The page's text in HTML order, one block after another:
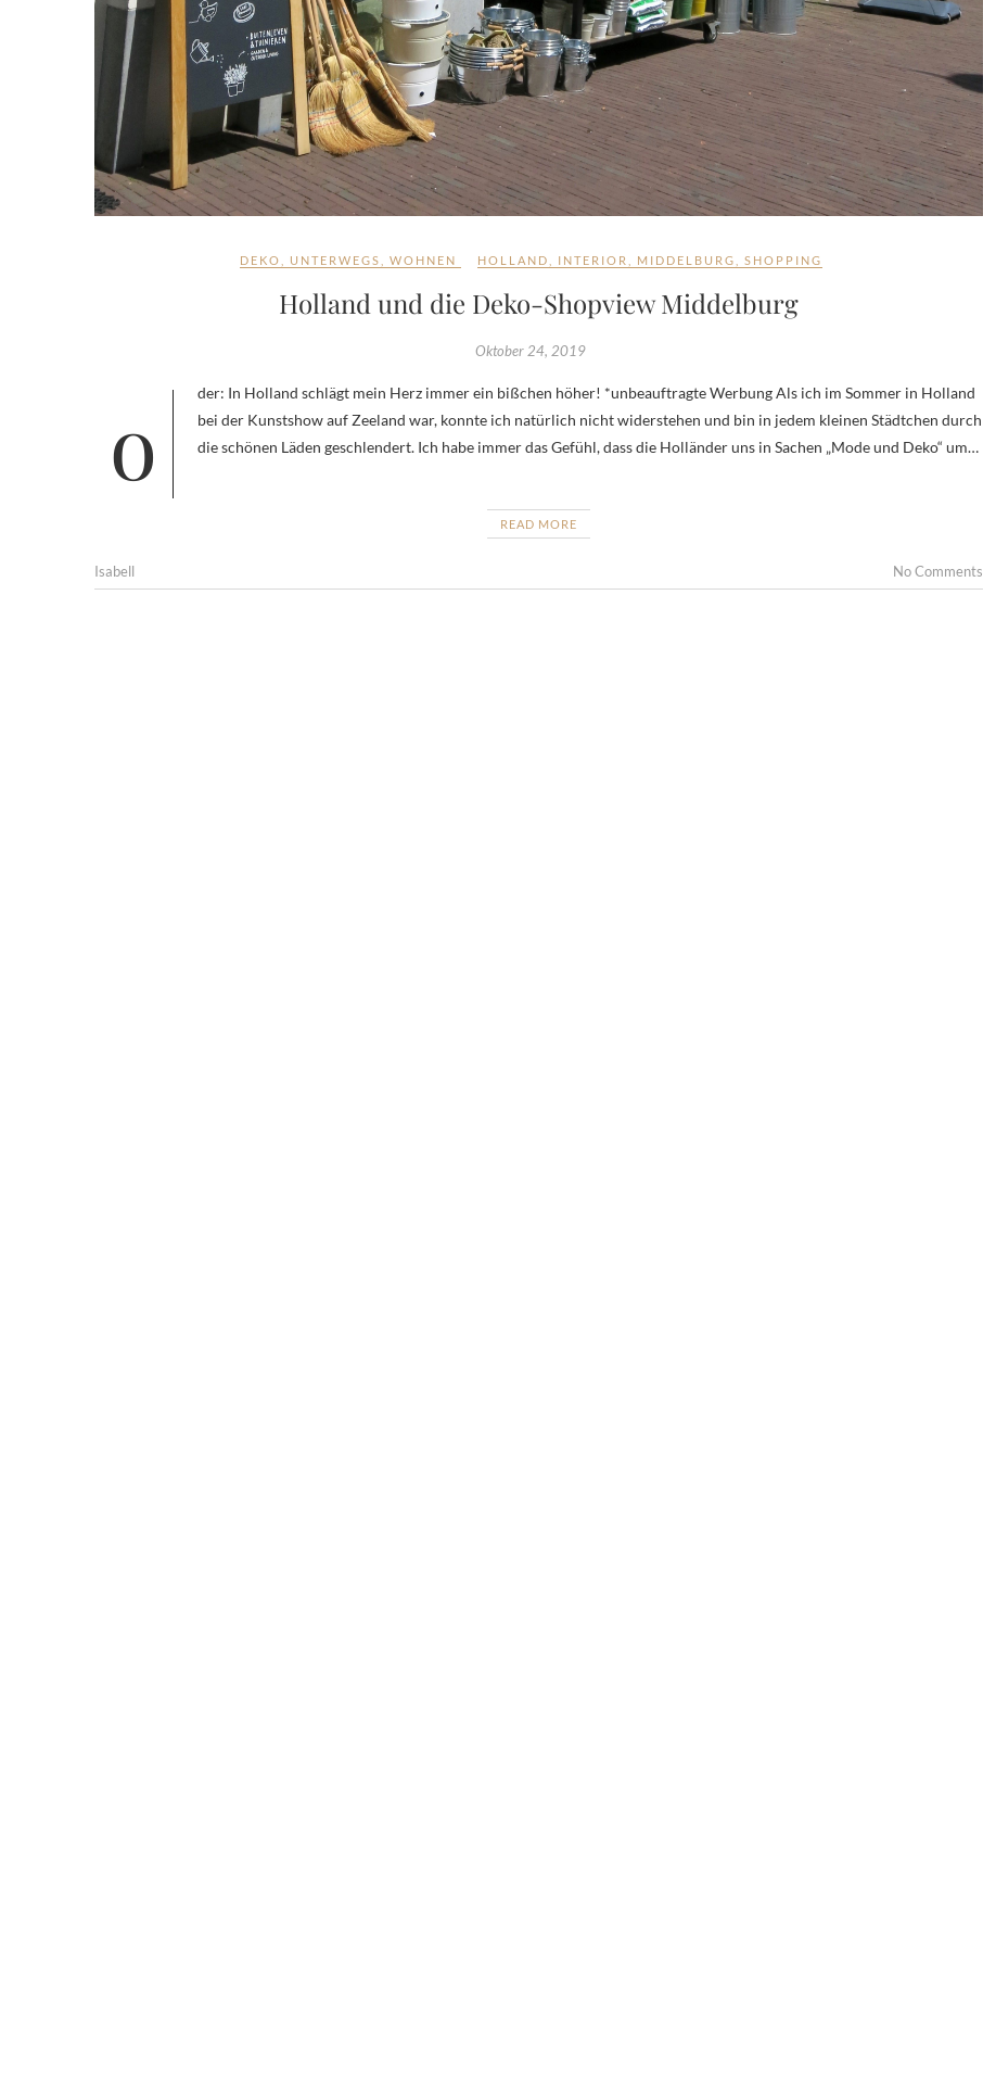
DEKO UNTERWEGS WOHNEN HOLLAND INTERIOR MIDDELBURG SHOPPING
Holland und die Deko-Shopview Middelburg
Oktober 24, 2019
oder: In Holland schlägt mein Herz immer ein bißchen höher! *unbeauftragte Werbung Als ich im Sommer in Holland
bei der Kunstshow auf Zeeland war, konnte ich natürlich nicht widerstehen und bin in jedem kleinen Städtchen durch
die schönen Läden geschlendert. Ich habe immer das Gefühl, dass die Holländer uns in Sachen „Mode und Deko“ um…
READ MORE
Isabell No Comments